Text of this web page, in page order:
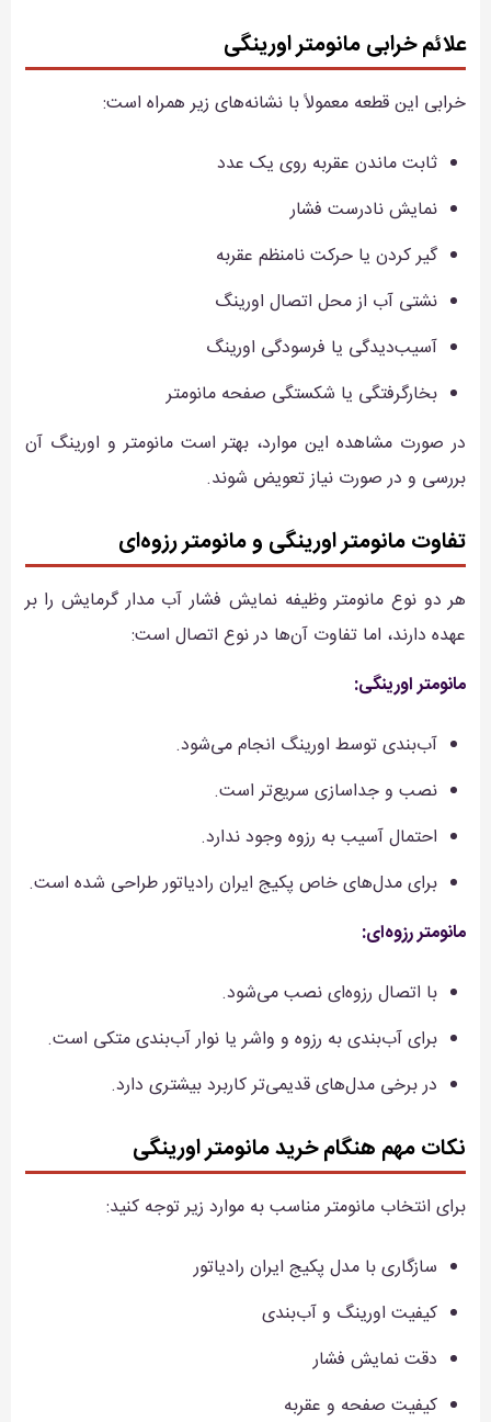
علائم خرابی مانومتر اورینگی
خرابی این قطعه معمولاً با نشانه‌های زیر همراه است:
ثابت ماندن عقربه روی یک عدد
نمایش نادرست فشار
گیر کردن یا حرکت نامنظم عقربه
نشتی آب از محل اتصال اورینگ
آسیب‌دیدگی یا فرسودگی اورینگ
بخارگرفتگی یا شکستگی صفحه مانومتر
در صورت مشاهده این موارد، بهتر است مانومتر و اورینگ آن
بررسی و در صورت نیاز تعویض شوند.
تفاوت مانومتر اورینگی و مانومتر رزوه‌ای
هر دو نوع مانومتر وظیفه نمایش فشار آب مدار گرمایش را بر
عهده دارند، اما تفاوت آن‌ها در نوع اتصال است:
مانومتر اورینگی:
آب‌بندی توسط اورینگ انجام می‌شود.
نصب و جداسازی سریع‌تر است.
احتمال آسیب به رزوه وجود ندارد.
برای مدل‌های خاص پکیج ایران رادیاتور طراحی شده است.
مانومتر رزوه‌ای:
با اتصال رزوه‌ای نصب می‌شود.
برای آب‌بندی به رزوه و واشر یا نوار آب‌بندی متکی است.
در برخی مدل‌های قدیمی‌تر کاربرد بیشتری دارد.
نکات مهم هنگام خرید مانومتر اورینگی
برای انتخاب مانومتر مناسب به موارد زیر توجه کنید:
سازگاری با مدل پکیج ایران رادیاتور
کیفیت اورینگ و آب‌بندی
دقت نمایش فشار
کیفیت صفحه و عقربه